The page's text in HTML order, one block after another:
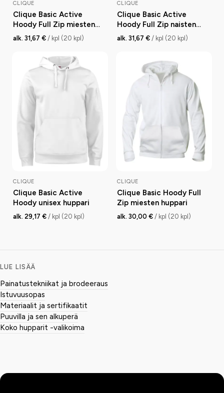
CLIQUE
Clique Basic Active
Hoody Full Zip miesten
huppari
alk. 31,67 € / kpl (20 kpl)
CLIQUE
Clique Basic Active
Hoody Full Zip naisten
huppari
alk. 31,67 € / kpl (20 kpl)
CLIQUE
Clique Basic Active
Hoody unisex huppari
alk. 29,17 € / kpl (20 kpl)
CLIQUE
Clique Basic Hoody Full
Zip miesten huppari
alk. 30,00 € / kpl (20 kpl)
LUE LISÄÄ
Painatustekniikat ja brodeeraus
Istuvuusopas
Materiaalit ja sertifikaatit
Puuvilla ja sen alkuperä
Koko hupparit -valikoima